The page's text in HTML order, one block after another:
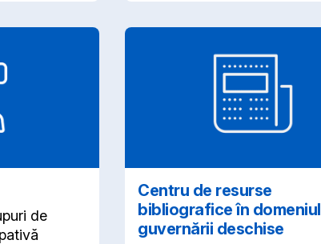
de
Centru de resurse
bibliografice în domeniul
guvernării deschise